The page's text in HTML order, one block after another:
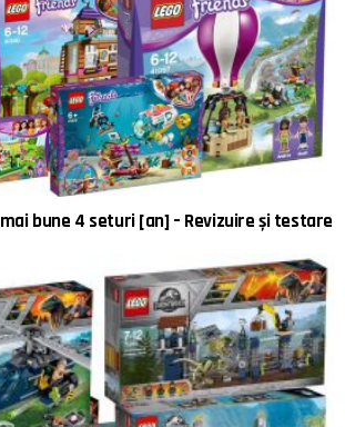
mai bune 4 seturi [an] – Revizuire și testare